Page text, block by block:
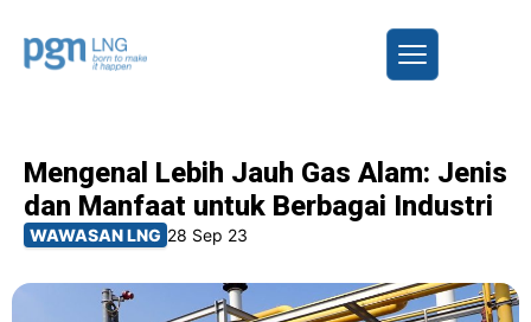
Mengenal Lebih Jauh Gas Alam: Jenis
dan Manfaat untuk Berbagai Industri
WAWASAN LNG 28 Sep 23